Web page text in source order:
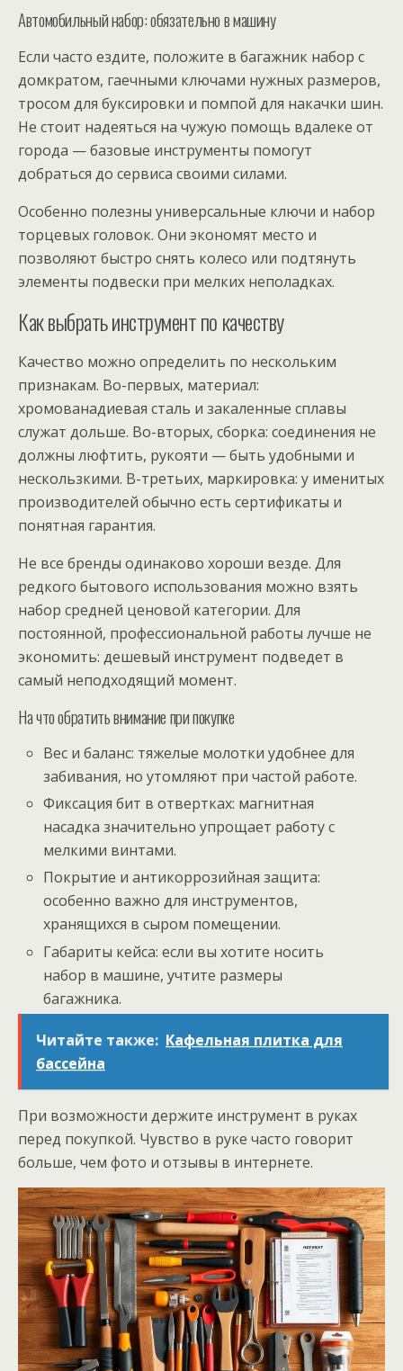
Автомобильный набор: обязательно в машину
Если часто ездите, положите в багажник набор с
домкратом, гаечными ключами нужных размеров,
тросом для буксировки и помпой для накачки шин.
Не стоит надеяться на чужую помощь вдалеке от
города — базовые инструменты помогут
добраться до сервиса своими силами.
Особенно полезны универсальные ключи и набор
торцевых головок. Они экономят место и
позволяют быстро снять колесо или подтянуть
элементы подвески при мелких неполадках.
Как выбрать инструмент по качеству
Качество можно определить по нескольким
признакам. Во-первых, материал:
хромованадиевая сталь и закаленные сплавы
служат дольше. Во-вторых, сборка: соединения не
должны люфтить, рукояти — быть удобными и
нескользкими. В-третьих, маркировка: у именитых
производителей обычно есть сертификаты и
понятная гарантия.
Не все бренды одинаково хороши везде. Для
редкого бытового использования можно взять
набор средней ценовой категории. Для
постоянной, профессиональной работы лучше не
экономить: дешевый инструмент подведет в
самый неподходящий момент.
На что обратить внимание при покупке
Вес и баланс: тяжелые молотки удобнее для
забивания, но утомляют при частой работе.
Фиксация бит в отвертках: магнитная
насадка значительно упрощает работу с
мелкими винтами.
Покрытие и антикоррозийная защита:
особенно важно для инструментов,
хранящихся в сыром помещении.
Габариты кейса: если вы хотите носить
набор в машине, учтите размеры
багажника.
Читайте также: Кафельная плитка для
бассейна
При возможности держите инструмент в руках
перед покупкой. Чувство в руке часто говорит
больше, чем фото и отзывы в интернете.